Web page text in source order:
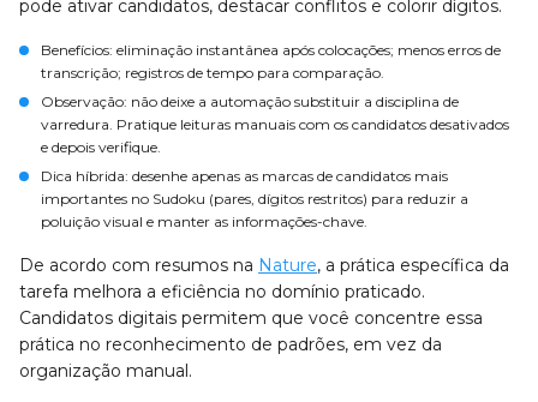
pode ativar candidatos, destacar conflitos e colorir dígitos.
Benefícios: eliminação instantânea após colocações; menos erros de
transcrição; registros de tempo para comparação.
Observação: não deixe a automação substituir a disciplina de
varredura. Pratique leituras manuais com os candidatos desativados
e depois verifique.
Dica híbrida: desenhe apenas as marcas de candidatos mais
importantes no Sudoku (pares, dígitos restritos) para reduzir a
poluição visual e manter as informações-chave.
De acordo com resumos na Nature, a prática específica da
tarefa melhora a eficiência no domínio praticado.
Candidatos digitais permitem que você concentre essa
prática no reconhecimento de padrões, em vez da
organização manual.